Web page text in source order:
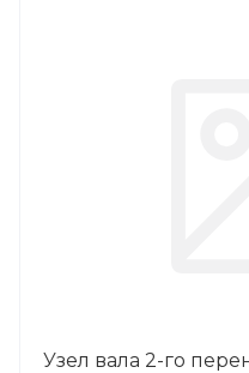
Узел вала 2-го